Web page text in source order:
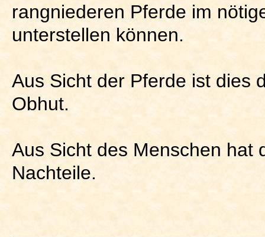
rangniederen Pferde im
unterstellen können.
Aus Sicht der Pferde ist dies
Obhut.
Aus Sicht des Menschen hat
Nachteile.